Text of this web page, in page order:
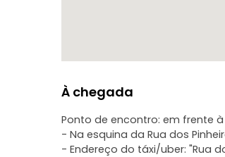
À chegada
Ponto de encontro: em frente
- Na esquina da Rua dos
- Endereço do táxi/uber: "Rua